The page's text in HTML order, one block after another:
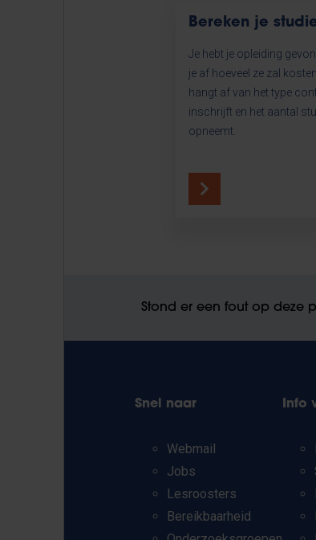
Bereken je
Je hebt je opleiding
je af hoeveel ze zal
hangt af van het type
inschrijft en het aantal
opneemt.
Stond er een fout op deze
Snel naar
Webmail
Jobs
Lesroosters
Bereikbaarheid
Info